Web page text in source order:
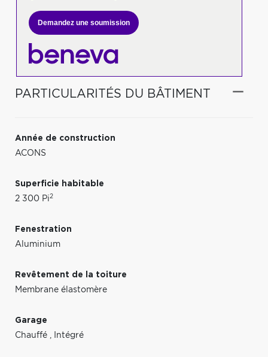
Demandez une soumission
PARTICULARITÉS DU BÂTIMENT
Année de construction
ACONS
Superficie habitable
2 300 Pi2
Fenestration
Aluminium
Revêtement de la toiture
Membrane élastomère
Garage
Chauffé , Intégré